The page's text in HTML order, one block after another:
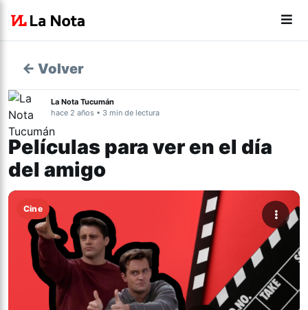
← Volver
La Nota Tucumán
hace 2 años • 3 min de lectura
Películas para ver en el día
del amigo
Cine